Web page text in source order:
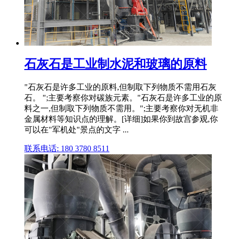
石灰石是工业制水泥和玻璃的原料
"石灰石是许多工业的原料,但制取下列物质不需用石灰
石。 ";主要考察你对碳族元素。"石灰石是许多工业的原
料之一,但制取下列物质不需用。";主要考察你对无机非
金属材料等知识点的理解。[详细]如果你到故宫参观,你
可以在"军机处"景点的文字 ...
联系电话: 180 3780 8511